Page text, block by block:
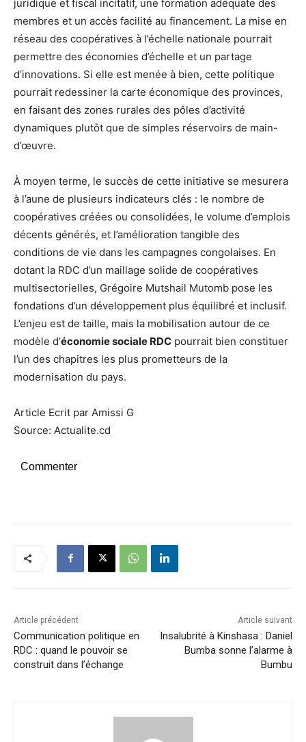
juridique et fiscal incitatif, une formation adéquate des
membres et un accès facilité au financement. La mise en
réseau des coopératives à l’échelle nationale pourrait
permettre des économies d’échelle et un partage
d’innovations. Si elle est menée à bien, cette politique
pourrait redessiner la carte économique des provinces,
en faisant des zones rurales des pôles d’activité
dynamiques plutôt que de simples réservoirs de main-
d’œuvre.
À moyen terme, le succès de cette initiative se mesurera
à l’aune de plusieurs indicateurs clés : le nombre de
coopératives créées ou consolidées, le volume d’emplois
décents générés, et l’amélioration tangible des
conditions de vie dans les campagnes congolaises. En
dotant la RDC d’un maillage solide de coopératives
multisectorielles, Grégoire Mutshail Mutomb pose les
fondations d’un développement plus équilibré et inclusif.
L’enjeu est de taille, mais la mobilisation autour de ce
modèle d’économie sociale RDC pourrait bien constituer
l’un des chapitres les plus prometteurs de la
modernisation du pays.
Article Ecrit par Amissi G
Source: Actualite.cd
Commenter
Article précédent
Communication politique en
RDC : quand le pouvoir se
construit dans l’échange
Article suivant
Insalubrité à Kinshasa : Daniel
Bumba sonne l’alarme à
Bumbu